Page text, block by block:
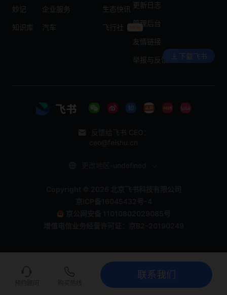
妙记
知识库
企业服务
汽车
生态快讯
飞行社
更新日志
管理后台
友情链接
举报与反馈 下载飞书
反馈给飞书 CEO：
ceo@feishu.cn
联系我们
预约顾问 购买热线
联系我们